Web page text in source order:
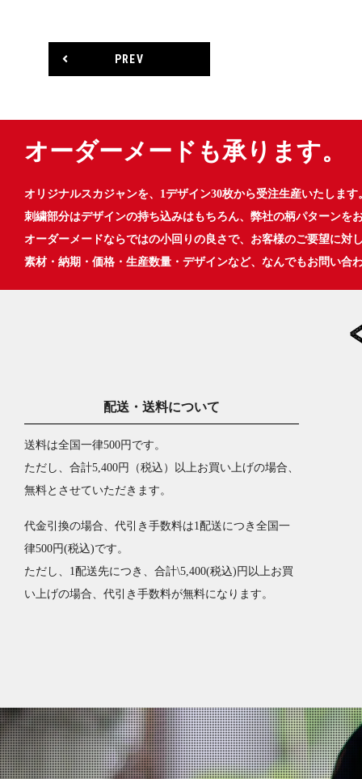
PREV
オーダーメードも承ります。
オリジナルスカジャンを、1デザイン30枚から受注生産いたします
刺繍部分はデザインの持ち込みはもちろん、弊社の柄パターンを
オーダーメードならではの小回りの良さで、お客様のご要望に対
素材・納期・価格・生産数量・デザインなど、なんでもお問い合
配送・送料について
送料は全国一律500円です。
ただし、合計5,400円（税込）以上お買い上げの場合、
無料とさせていただきます。
代金引換の場合、代引き手数料は1配送につき全国一
律500円(税込)です。
ただし、1配送先につき、合計\5,400(税込)円以上お買
い上げの場合、代引き手数料が無料になります。